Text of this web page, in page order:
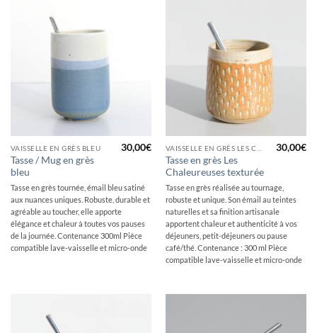
VAISSELLE EN GRÈS BLEU
Tasse / Mug en grès
bleu
30,00€
Tasse en grès tournée, émail bleu satiné
aux nuances uniques. Robuste, durable et
agréable au toucher, elle apporte
élégance et chaleur à toutes vos pauses
de la journée. Contenance 300ml Pièce
compatible lave-vaisselle et micro-onde
Tasse en grès Les
Chaleureuses texturée
30,00€
Tasse en grès réalisée au tournage,
robuste et unique. Son émail au teintes
naturelles et sa finition artisanale
apportent chaleur et authenticité à vos
déjeuners, petit-déjeuners ou pause
café/thé. Contenance : 300 ml Pièce
compatible lave-vaisselle et micro-onde